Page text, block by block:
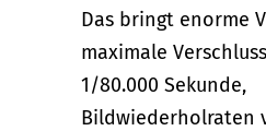
Das bringt enorme
maximale
1/80.000 Sekunde,
Bildwiederholraten